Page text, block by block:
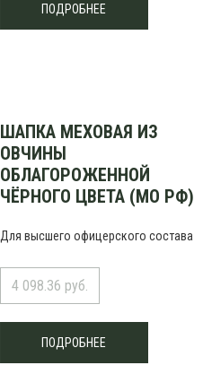
ПОДРОБНЕЕ
ШАПКА МЕХОВАЯ ИЗ
ОВЧИНЫ
ОБЛАГОРОЖЕННОЙ
ЧЁРНОГО ЦВЕТА (МО РФ)
Для высшего офицерского состава
4 098.36 руб.
ПОДРОБНЕЕ